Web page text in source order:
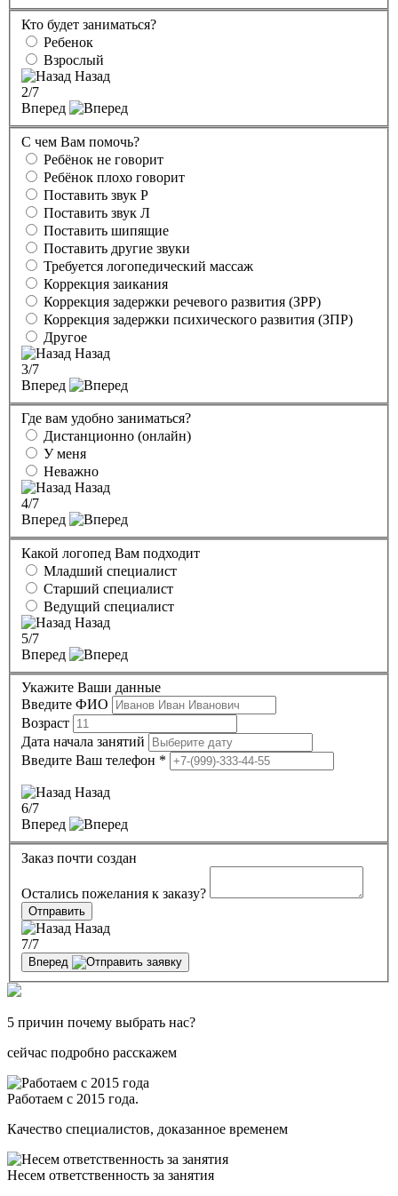
Кто будет заниматься?
Ребенок
Взрослый
Назад
2/7
Вперед
С чем Вам помочь?
Ребёнок не говорит
Ребёнок плохо говорит
Поставить звук Р
Поставить звук Л
Поставить шипящие
Поставить другие звуки
Требуется логопедический массаж
Коррекция заикания
Коррекция задержки речевого развития (ЗРР)
Коррекция задержки психического развития (ЗПР)
Другое
Назад
3/7
Вперед
Где вам удобно заниматься?
Дистанционно (онлайн)
У меня
Неважно
Назад
4/7
Вперед
Какой логопед Вам подходит
Младший специалист
Старший специалист
Ведущий специалист
Назад
5/7
Вперед
Укажите Ваши данные
Введите ФИО
Возраст
Дата начала занятий
Введите Ваш телефон *
Назад
6/7
Вперед
Заказ почти создан
Остались пожелания к заказу?
Отправить
Назад
7/7
Вперед
5 причин почему выбрать нас?
сейчас подробно расскажем
Работаем с 2015 года.
Качество специалистов, доказанное временем
Несем ответственность за занятия